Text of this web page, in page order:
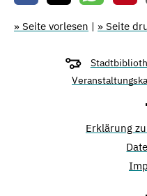
» Seite vorlesen | » Seite
Erklärung